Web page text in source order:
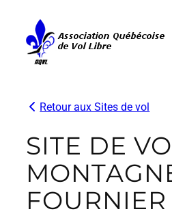
contenu
Retour aux Sites de vol
SITE DE
FOURNIER